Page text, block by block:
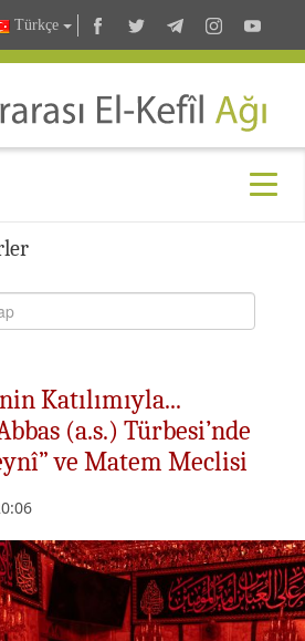
Türkçe
Katılımıyla...
(a.s.) Türbesi’nde
ve Matem Meclisi